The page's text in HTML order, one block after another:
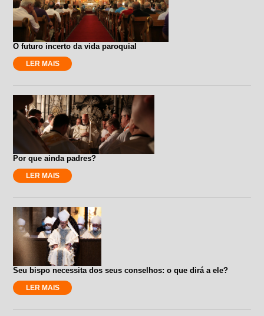
O futuro incerto da vida paroquial
LER MAIS
Por que ainda padres?
LER MAIS
Seu bispo necessita dos seus conselhos: o que dirá a ele?
LER MAIS